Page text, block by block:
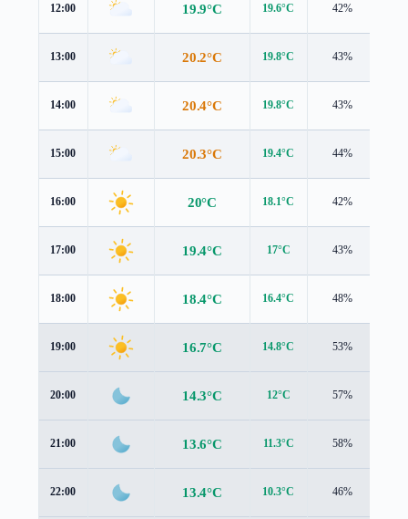
12:00 19.9°C 19.6°C 42%
13:00 20.2°C 19.8°C 43%
14:00 20.4°C 19.8°C 43%
15:00 20.3°C 19.4°C 44%
16:00 20°C 18.1°C 42%
17:00 19.4°C 17°C 43%
18:00 18.4°C 16.4°C 48%
19:00 16.7°C 14.8°C 53%
20:00 14.3°C 12°C 57%
21:00 13.6°C 11.3°C 58%
22:00 13.4°C 10.3°C 46%